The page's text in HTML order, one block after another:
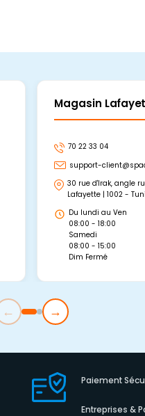
Magasin
70 22 33 04
support-
30 rue d'Irak, angle
Lafayette | 1002 -
Du lundi au Ven
08:00 - 18:00
Samedi
08:00 - 15:00
Dim Fermé
← →
Paiement
Entreprises &